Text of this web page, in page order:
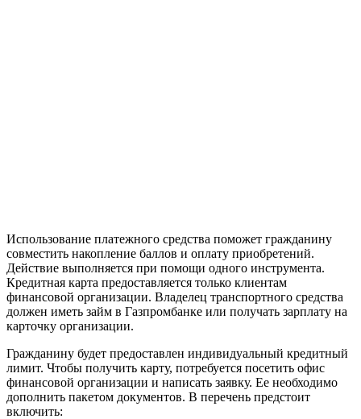
Использование платежного средства поможет гражданину
совместить накопление баллов и оплату приобретений.
Действие выполняется при помощи одного инструмента.
Кредитная карта предоставляется только клиентам
финансовой организации. Владелец транспортного средства
должен иметь займ в Газпромбанке или получать зарплату на
карточку организации.
Гражданину будет предоставлен индивидуальный кредитный
лимит. Чтобы получить карту, потребуется посетить офис
финансовой организации и написать заявку. Ее необходимо
дополнить пакетом документов. В перечень предстоит
включить: